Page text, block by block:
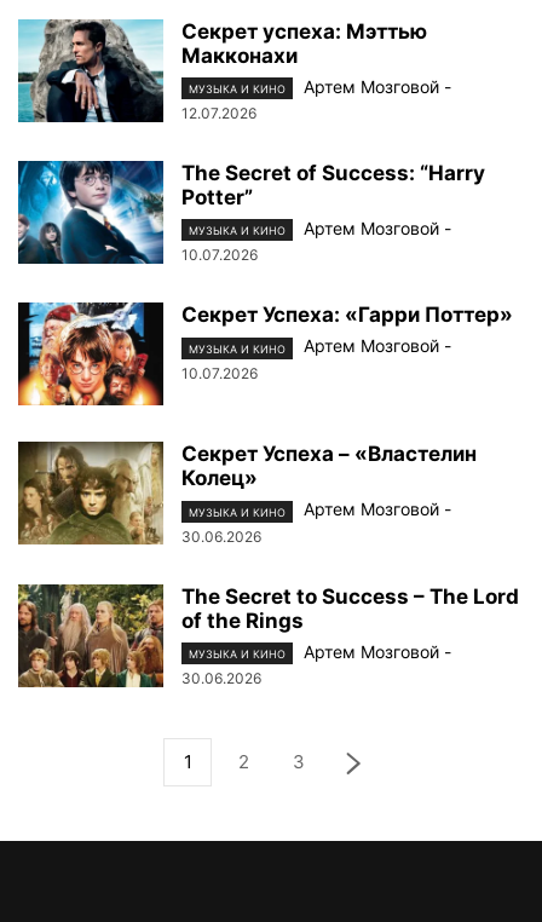
Секрет успеха: Мэттью
Макконахи
МУЗЫКА И КИНО Артем Мозговой -
12.07.2026
The Secret of Success: “Harry
Potter”
МУЗЫКА И КИНО Артем Мозговой -
10.07.2026
Секрет Успеха: «Гарри Поттер»
МУЗЫКА И КИНО Артем Мозговой -
10.07.2026
Секрет Успеха – «Властелин
Колец»
МУЗЫКА И КИНО Артем Мозговой -
30.06.2026
The Secret to Success – The Lord
of the Rings
МУЗЫКА И КИНО Артем Мозговой -
30.06.2026
1 2 3